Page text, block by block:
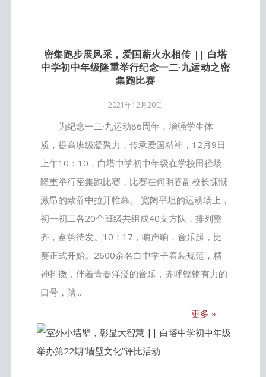
密集跑步展风采，爱国薪火永相传 || 白塔
中学初中年级隆重举行纪念一二·九运动之密
集跑比赛
2021年12月20日
为纪念一二·九运动86周年，增强学生体
质，提高班级凝聚力，传承爱国精神，12月9日
上午10：10，白塔中学初中年级在学校田径场
隆重举行密集跑比赛，比赛在何明春副校长慷慨
激昂的致辞中拉开帷幕。 宽阔平坦的运动场上，
初一初二各20个班级共组成40支方队，排列整
齐，蓄势待发。10：17，哨声响，音乐起，比
赛正式开始。2600余名白中学子着装规范，精
神抖擞，伴着青春洋溢的音乐，齐呼铿锵有力的
口号，踏...
更多 »